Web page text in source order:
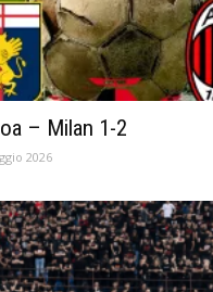
– Milan 1-2
2026